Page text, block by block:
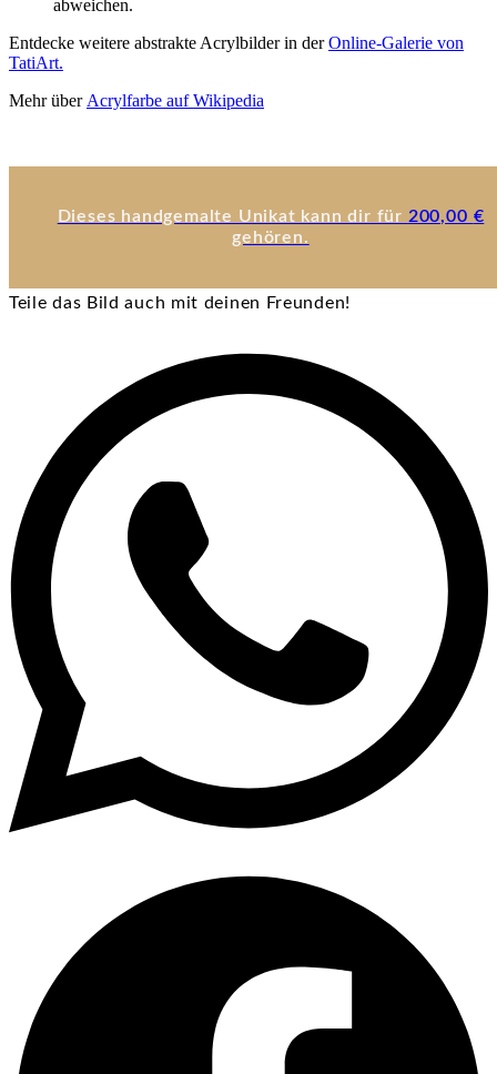
abweichen.
Entdecke weitere abstrakte Acrylbilder in derOnline-Galerie von
TatiArt.
Mehr über Acrylfarbe auf Wikipedia
Dieses handgemalte Unikat kann dir für 200,00 €
gehören.
Teile das Bild auch mit deinen Freunden!